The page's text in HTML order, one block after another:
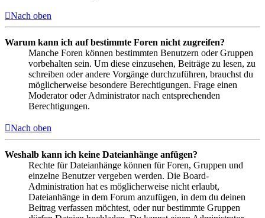
Nach oben
Warum kann ich auf bestimmte Foren nicht zugreifen?
Manche Foren können bestimmten Benutzern oder Gruppen
vorbehalten sein. Um diese einzusehen, Beiträge zu lesen, zu
schreiben oder andere Vorgänge durchzuführen, brauchst du
möglicherweise besondere Berechtigungen. Frage einen
Moderator oder Administrator nach entsprechenden
Berechtigungen.
Nach oben
Weshalb kann ich keine Dateianhänge anfügen?
Rechte für Dateianhänge können für Foren, Gruppen und
einzelne Benutzer vergeben werden. Die Board-
Administration hat es möglicherweise nicht erlaubt,
Dateianhänge in dem Forum anzufügen, in dem du deinen
Beitrag verfassen möchtest, oder nur bestimmte Gruppen